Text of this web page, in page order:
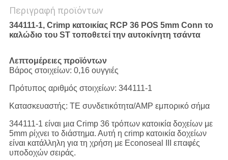
Περιγραφή προϊόντων
344111-1, Crimp κατοικίας RCP 36 POS 5mm Conn το
καλώδιο του ST τοποθετεί την αυτοκίνητη τσάντα
Λεπτομέρειες προϊόντων
Βάρος στοιχείων: 0,16 ουγγιές
Πρότυπος αριθμός στοιχείων: 344111-1
Κατασκευαστής: TE συνδετικότητα/AMP εμπορικό σήμα
344111-1 είναι μια Crimp 36 τρόπων κατοικία δοχείων με
5mm ρίχνει το διάστημα. Αυτή η crimp κατοικία δοχείων
είναι κατάλληλη για τη χρήση με Econoseal ΙΙΙ επαφές
υποδοχών σειράς.